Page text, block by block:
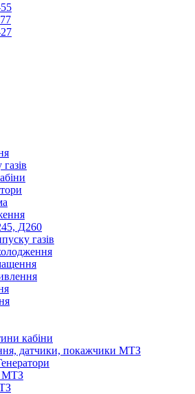
Д260
газів
кабіни
датчики, покажчики МТЗ
МТЗ